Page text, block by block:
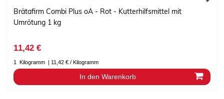
Brätafirm Combi Plus oA - Rot - Kutterhilfsmittel mit
Umrötung 1 kg
11,42 €
1 Kilogramm | 11,42 € / Kilogramm
In den Warenkorb